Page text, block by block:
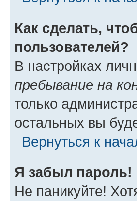
Как сделать,
пользователей?
В настройках
пребывание на
только
остальных вы
Вернуться к
Я забыл пароль!
Не паникуйте!